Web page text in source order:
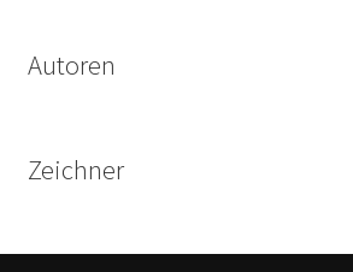
Autoren
Zeichner